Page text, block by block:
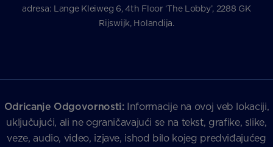
adresa: Lange Kleiweg 6, 4th Floor ‘The Lobby’, 2288 GK
Rijswijk, Holandija.
Odricanje Odgovornosti:Informacije na ovoj veb lokaciji,
uključujući, ali ne ograničavajući se na tekst, grafike, slike,
veze, audio, video, izjave, ishod bilo kojeg predviđajućeg